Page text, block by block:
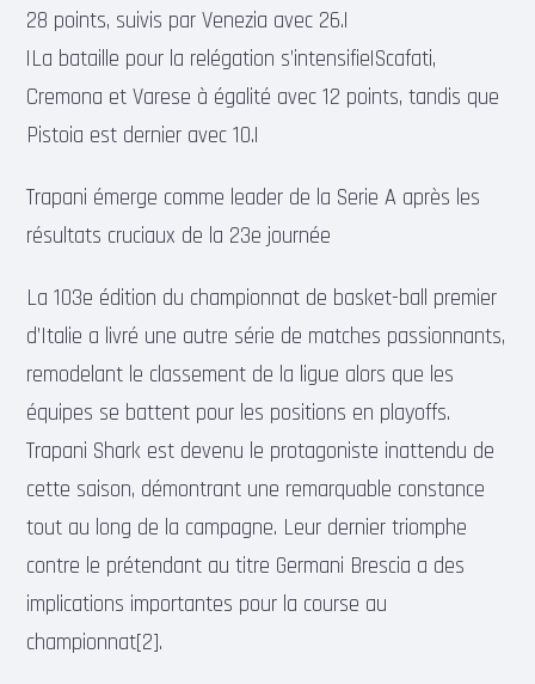
28 points, suivis par Venezia avec 26.|
|La bataille pour la relégation s’intensifie|Scafati,
Cremona et Varese à égalité avec 12 points, tandis que
Pistoia est dernier avec 10.|
Trapani émerge comme leader de la Serie A après les
résultats cruciaux de la 23e journée
La 103e édition du championnat de basket-ball premier
d’Italie a livré une autre série de matches passionnants,
remodelant le classement de la ligue alors que les
équipes se battent pour les positions en playoffs.
Trapani Shark est devenu le protagoniste inattendu de
cette saison, démontrant une remarquable constance
tout au long de la campagne. Leur dernier triomphe
contre le prétendant au titre Germani Brescia a des
implications importantes pour la course au
championnat[2].